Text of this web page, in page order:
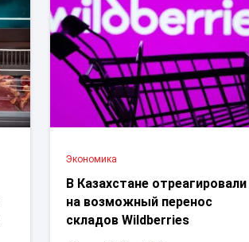
Экономика
В Казахстане отреагировали
на возможный перенос
складов Wildberries